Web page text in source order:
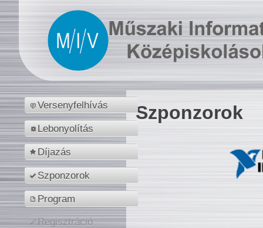
Versenyfelhívás
Lebonyolítás
Díjazás
Szponzorok
Program
Regisztráció
Szponzorok